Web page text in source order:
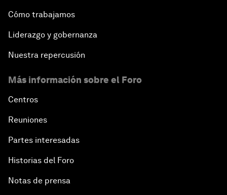
Cómo trabajamos
Liderazgo y gobernanza
Nuestra repercusión
Más información sobre el Foro
Centros
Reuniones
Partes interesadas
Historias del Foro
Notas de prensa